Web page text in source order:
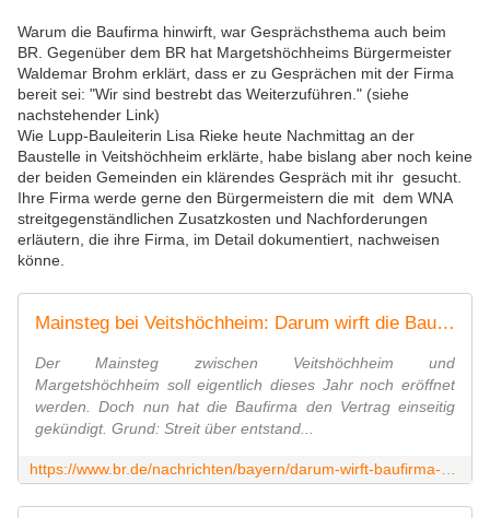
Warum die Baufirma hinwirft, war Gesprächsthema auch beim
BR. Gegenüber dem BR hat Margetshöchheims Bürgermeister
Waldemar Brohm erklärt, dass er zu Gesprächen mit der Firma
bereit sei: "Wir sind bestrebt das Weiterzuführen." (siehe
nachstehender Link)
Wie Lupp-Bauleiterin Lisa Rieke heute Nachmittag an der
Baustelle in Veitshöchheim erklärte, habe bislang aber noch keine
der beiden Gemeinden ein klärendes Gespräch mit ihr gesucht.
Ihre Firma werde gerne den Bürgermeistern die mit dem WNA
streitgegenständlichen Zusatzkosten und Nachforderungen
erläutern, die ihre Firma, im Detail dokumentiert, nachweisen
könne.
Mainsteg bei Veitshöchheim: Darum wirft die Baufirma hin
Der Mainsteg zwischen Veitshöchheim und
Margetshöchheim soll eigentlich dieses Jahr noch eröffnet
werden. Doch nun hat die Baufirma den Vertrag einseitig
gekündigt. Grund: Streit über entstand...